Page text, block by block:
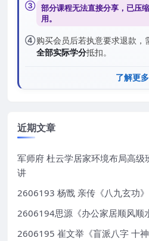
③ 部分课程无法直接分享，已压
用。
④购买会员后若执意要求退款，
全部实际学分抵扣。
了解更多
近期文章
军师府 杜云学居家环境布局高级
讲
2606193 杨戬 亲传《八九玄功
2606194思源《办公家居顺风顺
2606195 崔文举《盲派八字 十